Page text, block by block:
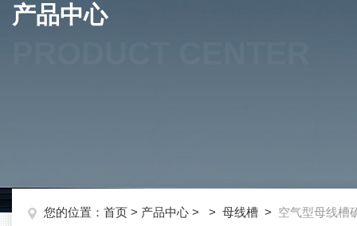
产品中心
您的位置： 首页 > 产品中心 > > 母线槽 > 空气型母线槽